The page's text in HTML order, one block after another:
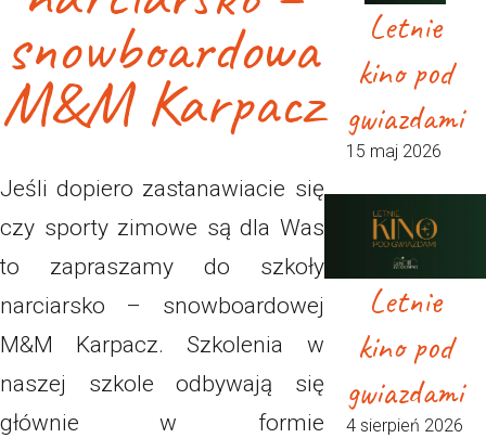
snowboardowa
M&M Karpacz
Jeśli dopiero zastanawiacie się
czy sporty zimowe są dla Was
to zapraszamy do szkoły
narciarsko – snowboardowej
M&M Karpacz. Szkolenia w
naszej szkole odbywają się
głównie w formie
Letnie
kino pod
gwiazdami
15 maj 2026
Letnie
kino pod
gwiazdami
4 sierpień 2026